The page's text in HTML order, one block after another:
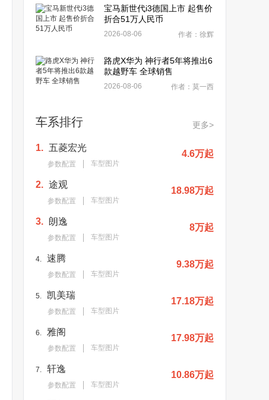
宝马新世代i3德国上市 起售价
折合51万人民币
2026-08-06 作者：徐辉
路虎X华为 神行者5年将推出6
款越野车 全球销售
2026-08-06 作者：莫一西
车系排行 更多>
1. 五菱宏光
参数配置 车型图片
4.6万起
2. 途观
参数配置 车型图片
18.98万起
3. 朗逸
参数配置 车型图片
8万起
4. 速腾
参数配置 车型图片
9.38万起
5. 凯美瑞
参数配置 车型图片
17.18万起
6. 雅阁
参数配置 车型图片
17.98万起
7. 轩逸
参数配置 车型图片
10.86万起